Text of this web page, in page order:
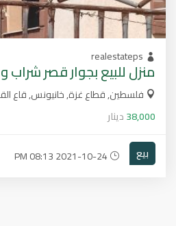
realestateps
منزل للبيع بجوار قصر
فلسطين, قطاع غزة, خانيونس, قاع
38,000دينار
بيع